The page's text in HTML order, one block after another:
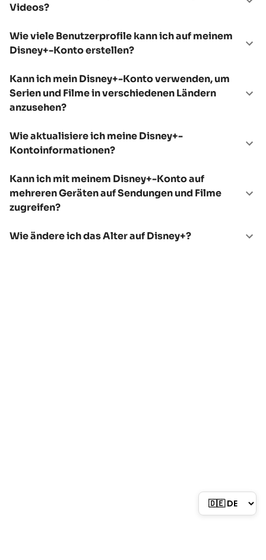
Videos?
Wie viele Benutzerprofile kann ich auf meinem
Disney+-Konto erstellen?
Kann ich mein Disney+-Konto verwenden, um
Serien und Filme in verschiedenen Ländern
anzusehen?
Wie aktualisiere ich meine Disney+-
Kontoinformationen?
Kann ich mit meinem Disney+-Konto auf
mehreren Geräten auf Sendungen und Filme
zugreifen?
Wie ändere ich das Alter auf Disney+?